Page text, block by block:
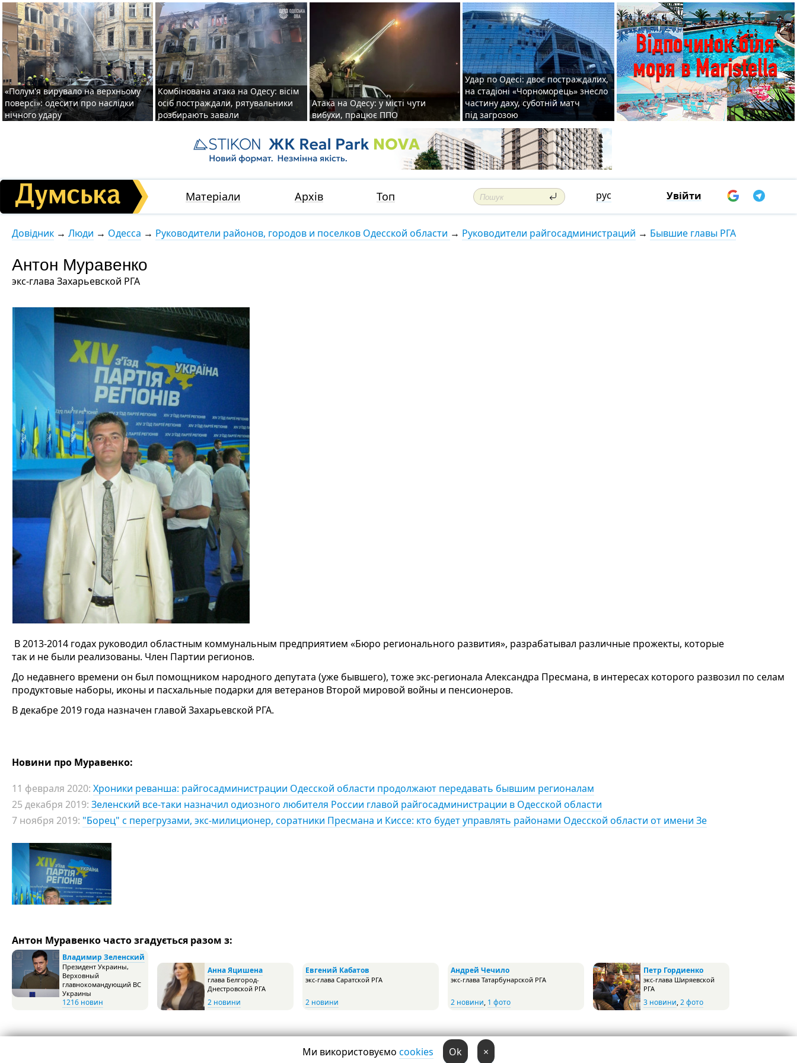
«Полум'я вирувало на верхньому
поверсі»: одесити про наслідки
нічного удару
Комбінована атака на Одесу: вісім
осіб постраждали, рятувальники
розбирають завали
Атака на Одесу: у місті чути
вибухи, працює ППО
Удар по Одесі: двоє постраждалих,
на стадіоні «Чорноморець» знесло
частину даху, суботній матч
під загрозою
Матеріали Архів Топ рус Увійти
Довідник → Люди → Одесса → Руководители районов, городов и поселков Одесской области → Руководители райгосадминистраций → Бывшие главы РГА
Антон Муравенко
экс-глава Захарьевской РГА
В 2013-2014 годах руководил областным коммунальным предприятием «Бюро регионального развития», разрабатывал различные прожекты, которые
так и не были реализованы. Член Партии регионов.
До недавнего времени он был помощником народного депутата (уже бывшего), тоже экс-регионала Александра Пресмана, в интересах которого развозил по селам
продуктовые наборы, иконы и пасхальные подарки для ветеранов Второй мировой войны и пенсионеров.
В декабре 2019 года назначен главой Захарьевской РГА.
Новини про Муравенко:
11 февраля 2020: Хроники реванша: райгосадминистрации Одесской области продолжают передавать бывшим регионалам
25 декабря 2019: Зеленский все-таки назначил одиозного любителя России главой райгосадминистрации в Одесской области
7 ноября 2019: "Борец" с перегрузами, экс-милиционер, соратники Пресмана и Киссе: кто будет управлять районами Одесской области от имени Зе
Антон Муравенко часто згадується разом з:
Владимир Зеленский
Президент Украины,
Верховный
главнокомандующий ВС
Украины
1216 новин
Анна Яцишена
глава Белгород-
Днестровской РГА
2 новини
Евгений Кабатов
экс-глава Саратской РГА
2 новини
Андрей Чечило
экс-глава Татарбунарской РГА
2 новини, 1 фото
Петр Гордиенко
экс-глава Ширяевской
РГА
3 новини,2 фото
2012 ,2015,2019 Довідник Мобільна версія Надіслати новину через Telegram
Ми використовуємо cookies Ok ×